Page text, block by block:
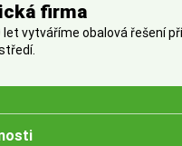
firma
let vytváříme obalová řešení